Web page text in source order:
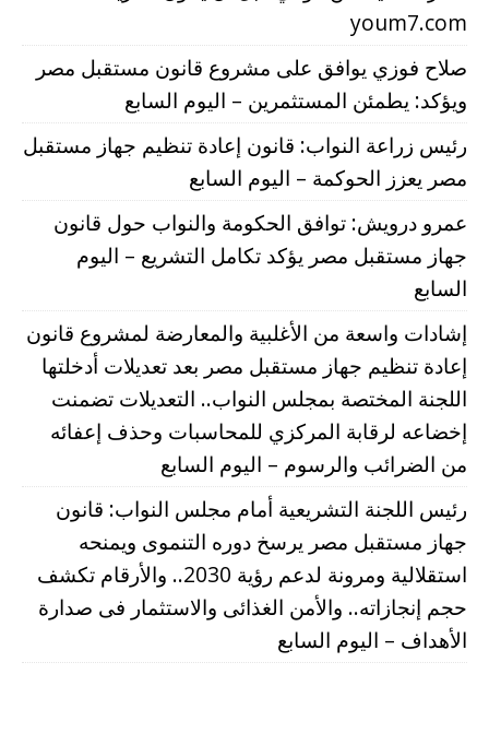
youm7.com
صلاح فوزي يوافق على مشروع قانون مستقبل مصر
ويؤكد: يطمئن المستثمرين – اليوم السابع
رئيس زراعة النواب: قانون إعادة تنظيم جهاز مستقبل
مصر يعزز الحوكمة – اليوم السابع
عمرو درويش: توافق الحكومة والنواب حول قانون
جهاز مستقبل مصر يؤكد تكامل التشريع – اليوم
السابع
إشادات واسعة من الأغلبية والمعارضة لمشروع قانون
إعادة تنظيم جهاز مستقبل مصر بعد تعديلات أدخلتها
اللجنة المختصة بمجلس النواب.. التعديلات تضمنت
إخضاعه لرقابة المركزي للمحاسبات وحذف إعفائه
من الضرائب والرسوم – اليوم السابع
رئيس اللجنة التشريعية أمام مجلس النواب: قانون
جهاز مستقبل مصر يرسخ دوره التنموى ويمنحه
استقلالية ومرونة لدعم رؤية 2030.. والأرقام تكشف
حجم إنجازاته.. والأمن الغذائى والاستثمار فى صدارة
الأهداف – اليوم السابع